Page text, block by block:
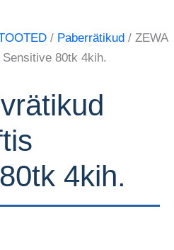
/ Paberrätikud / ZEWA
80tk 4kih.
4kih.